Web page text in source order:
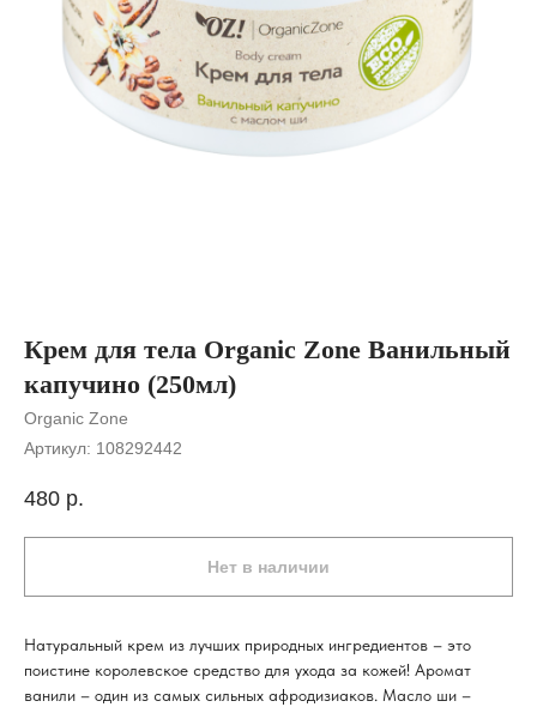
Крем для тела Organic Zone Ванильный
капучино (250мл)
Organic Zone
Артикул: 108292442
480 р.
Нет в наличии
Натуральный крем из лучших природных ингредиентов – это
поистине королевское средство для ухода за кожей! Аромат
ванили – один из самых сильных афродизиаков. Масло ши –